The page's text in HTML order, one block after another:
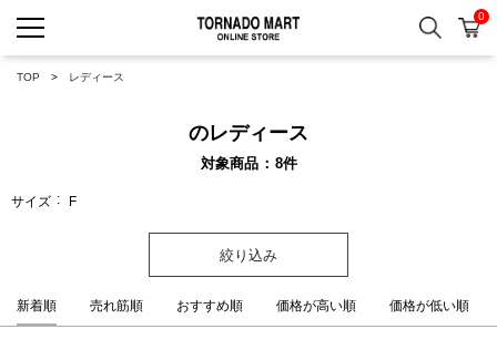
検索 カ
0
TOP レディース
のレディース
対象商品 8件
サイズ F
絞り込み
新着順 売れ筋順 おすすめ順 価格が高い順 価格が低い順